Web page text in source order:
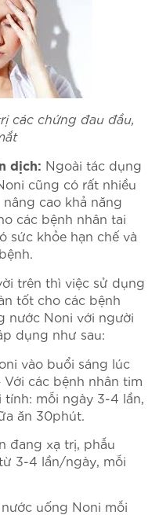
các chứng đau đầu,
dịch: Ngoài tác dụng
cũng có rất nhiều
cao khả năng
các bệnh nhân tai
sức khỏe hạn chế và
trên thì việc sử dụng
tốt cho các bệnh
nước Noni với người
dụng như sau:
vào buổi sáng lúc
các bệnh nhân tim
mỗi ngày 3-4 lần,
ăn 30phút.
đang xạ trị, phẫu
3-4 lần/ngày, mỗi
uống Noni mỗi